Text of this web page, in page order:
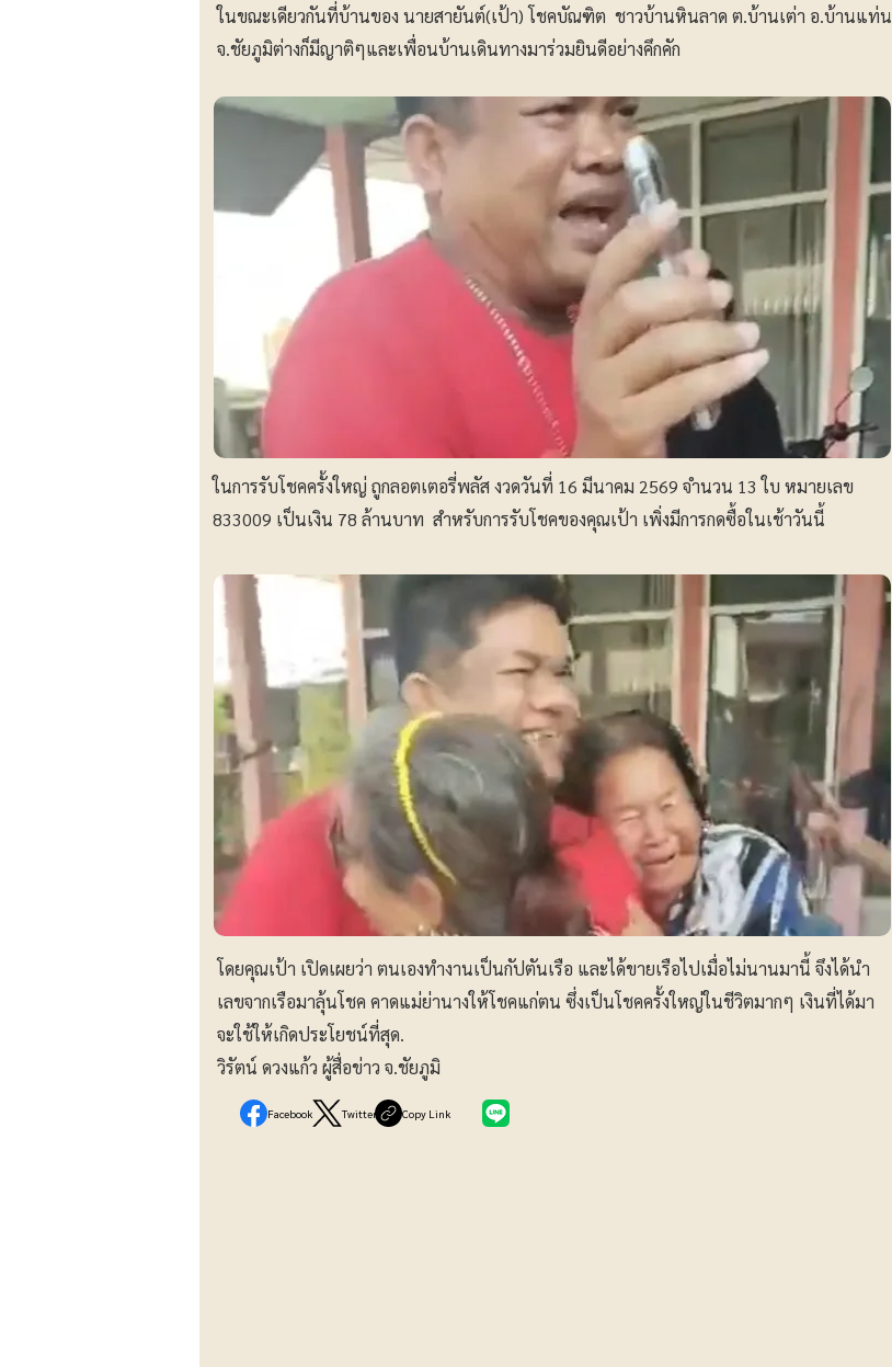
ในขณะเดียวกันที่บ้านของ นายสายันต์(เป้า) โชคบัณฑิต ชาวบ้านหินลาด ต.บ้านเต่า อ.บ้านแท่น
จ.ชัยภูมิต่างก็มีญาติๆและเพื่อนบ้านเดินทางมาร่วมยินดีอย่างคึกคัก
ในการรับโชคครั้งใหญ่ ถูกลอตเตอรี่พลัส งวดวันที่ 16 มีนาคม 2569 จำนวน 13 ใบ หมายเลข
833009 เป็นเงิน 78 ล้านบาท สำหรับการรับโชคของคุณเป้า เพิ่งมีการกดซื้อในเช้าวันนี้
โดยคุณเป้า เปิดเผยว่า ตนเองทำงานเป็นกัปตันเรือ และได้ขายเรือไปเมื่อไม่นานมานี้ จึงได้นำ
เลขจากเรือมาลุ้นโชค คาดแม่ย่านางให้โชคแก่ตน ซึ่งเป็นโชคครั้งใหญ่ในชีวิตมากๆ เงินที่ได้มา
จะใช้ให้เกิดประโยชน์ที่สุด.
วิรัตน์ ดวงแก้ว ผู้สื่อข่าว จ.ชัยภูมิ
Facebook Twitter Copy Link